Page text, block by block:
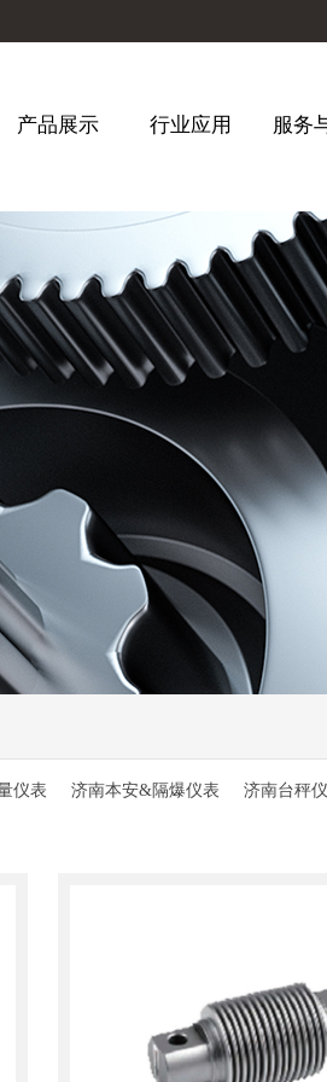
产品展示 行业应用 服务
仪表 济南本安&隔爆仪表 济南台秤